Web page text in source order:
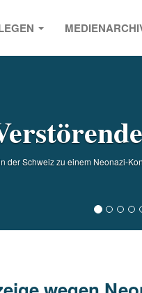
der Schweiz zu einem Neonazi-